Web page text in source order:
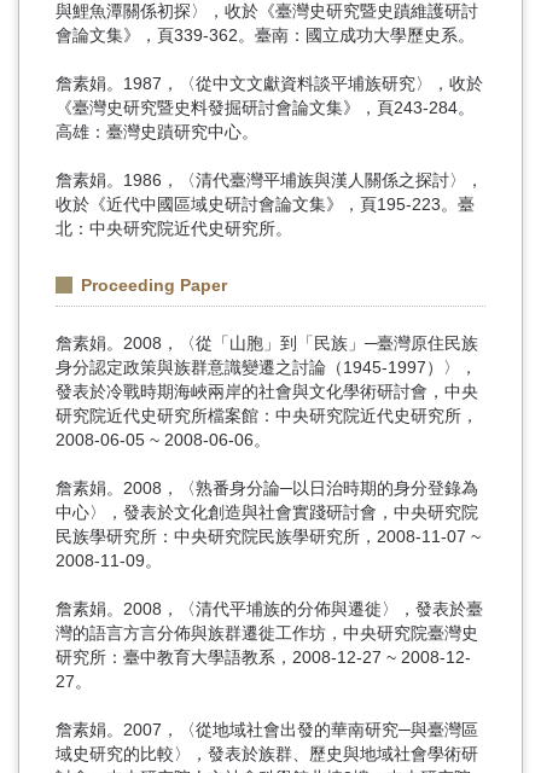
與鯉魚潭關係初探〉，收於《臺灣史研究暨史蹟維護研討
會論文集》，頁339-362。臺南：國立成功大學歷史系。
詹素娟。1987，〈從中文文獻資料談平埔族研究〉，收於
《臺灣史研究暨史料發掘研討會論文集》，頁243-284。
高雄：臺灣史蹟研究中心。
詹素娟。1986，〈清代臺灣平埔族與漢人關係之探討〉，
收於《近代中國區域史研討會論文集》，頁195-223。臺
北：中央研究院近代史研究所。
Proceeding Paper
詹素娟。2008，〈從「山胞」到「民族」─臺灣原住民族
身分認定政策與族群意識變遷之討論（1945-1997）〉，
發表於冷戰時期海峽兩岸的社會與文化學術研討會，中央
研究院近代史研究所檔案館：中央研究院近代史研究所，
2008-06-05 ~ 2008-06-06。
詹素娟。2008，〈熟番身分論─以日治時期的身分登錄為
中心〉，發表於文化創造與社會實踐研討會，中央研究院
民族學研究所：中央研究院民族學研究所，2008-11-07 ~
2008-11-09。
詹素娟。2008，〈清代平埔族的分佈與遷徙〉，發表於臺
灣的語言方言分佈與族群遷徙工作坊，中央研究院臺灣史
研究所：臺中教育大學語教系，2008-12-27 ~ 2008-12-
27。
詹素娟。2007，〈從地域社會出發的華南研究─與臺灣區
域史研究的比較〉，發表於族群、歷史與地域社會學術研